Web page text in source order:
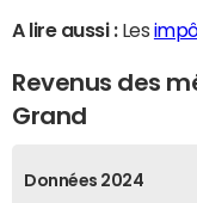
A lire aussi :Les
Revenus des
Grand
Données 2024